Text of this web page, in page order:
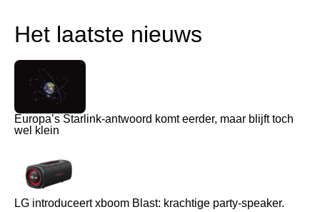
Het laatste nieuws
Europa’s Starlink-antwoord komt eerder, maar blijft toch
wel klein
LG introduceert xboom Blast: krachtige party-speaker.